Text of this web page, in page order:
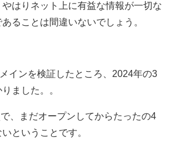
はりネット上に有益な情報が一切な
ることは間違いないでしょう。
インを検証したところ、2024年の3
ました。。
、まだオープンしてからたったの4
ということです。